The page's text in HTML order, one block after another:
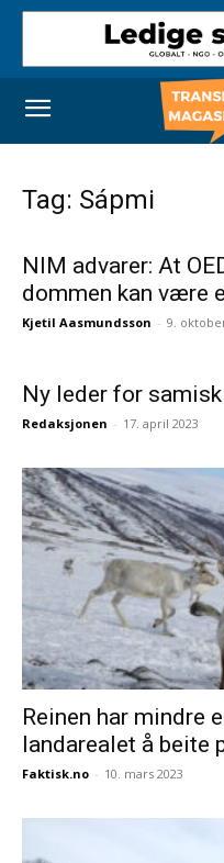
Tag: Sápmi
NIM advarer: At
dommen kan være
Kjetil Aasmundsson - 9.
Ny leder for
Redaksjonen - 17. april 2023
Reinen har mindre
landarealet å beite
Faktisk.no - 10. mars 2023